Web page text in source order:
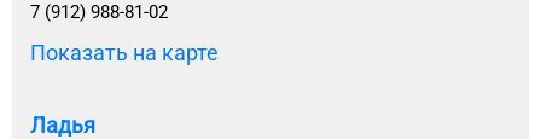
7 (912) 988-81-02
Показать на карте
Ладья